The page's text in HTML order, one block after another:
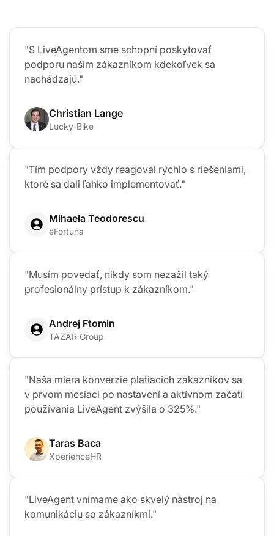
"S LiveAgentom sme schopní poskytovať
podporu našim zákazníkom kdekoľvek sa
nachádzajú."
Christian Lange
Lucky-Bike
"Tím podpory vždy reagoval rýchlo s riešeniami,
ktoré sa dali ľahko implementovať."
Mihaela Teodorescu
eFortuna
"Musím povedať, nikdy som nezažil taký
profesionálny prístup k zákazníkom."
Andrej Ftomin
TAZAR Group
"Naša miera konverzie platiacich zákazníkov sa
v prvom mesiaci po nastavení a aktívnom začatí
používania LiveAgent zvýšila o 325%."
Taras Baca
XperienceHR
"LiveAgent vnímame ako skvelý nástroj na
komunikáciu so zákazníkmi."